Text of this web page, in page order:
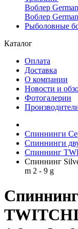
Воблер
Воблер
Рыболовные
Каталог
Оплата
Доставка
О компании
Новости и
Фотогалерии
Спиннинги
Спиннинги
Спиннинг
Спиннинг
m 2 - 9 g